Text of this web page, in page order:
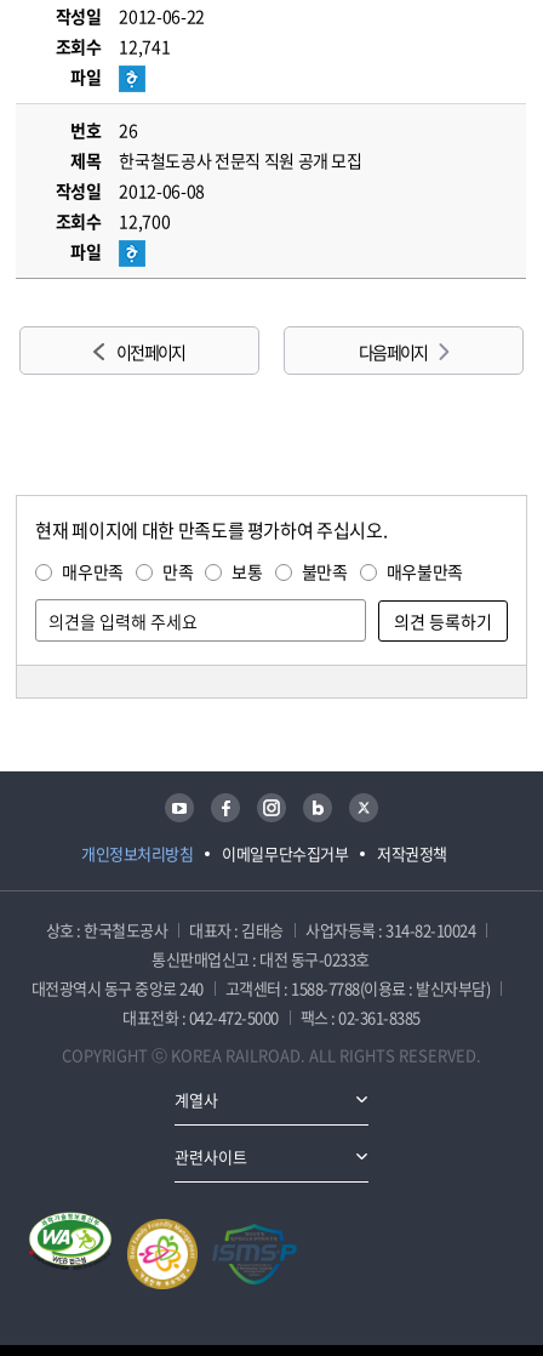
작성일
2012-06-22
조회수
12,741
파일
번호
26
제목
한국철도공사 전문직 직원 공개 모집
작성일
2012-06-08
조회수
12,700
파일
이전 페이지 다음 페이지
현재 페이지에 대한 만족도를 평가하여 주십시오.
매우만족 만족 보통 불만족 매우불만족
개인정보처리방침 이메일무단수집거부 저작권정책
유튜브 페이스북 인스타그램 블로그 트위터
상호 : 한국철도공사 대표자 : 김태승
사업자등록 : 314-82-10024
통신판매업신고 : 대전 동구-0233호
대전광역시 동구 중앙로 240
고객센터 : 1588-7788(이용료 : 발신자부담)
대표전화 : 042-472-5000
팩스 : 02-361-8385
COPYRIGHT ⓒ KOREA RAILROAD. ALL RIGHTS RESERVED.
계열사
관련사이트